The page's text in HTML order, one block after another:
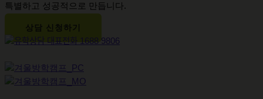
특별하고 성공적으로 만듭니다.
상담 신청하기